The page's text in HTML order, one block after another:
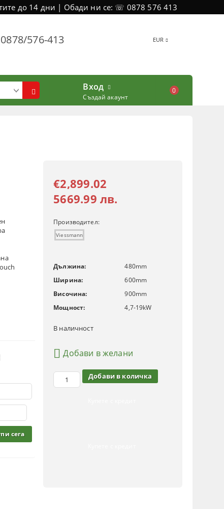
до 14 дни | Обади ни се: ☏ 0878 576 413
0878/576-413 EUR
Вход
Създай акаунт
0
€2,899.02
5669.99 лв.
Производител:
Viessmann
Дължина: 480mm
Ширина:
600mm
Височина:
900mm
Мощност:
4,7-19kW
В наличност
Добави в желани